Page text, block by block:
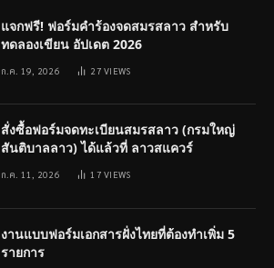
แจกฟรี! ฟอร์มคำร้องจดสมรสลาว สำหรับ
ทดลองเขียน อัปเดต 2026
ก.ค. 19, 2026 27VIEWS
สั่งซื้อฟอร์มจดทะเบียนสมรสลาว (กรมใหญ่
สันติบาลลาว) ได้แล้วที่ ลาวสแควร์
ก.ค. 11, 2026 17VIEWS
งานแบบฟอร์มเอกสารฝั่งไทยที่ต้องทำเพิ่ม 5
รายการ